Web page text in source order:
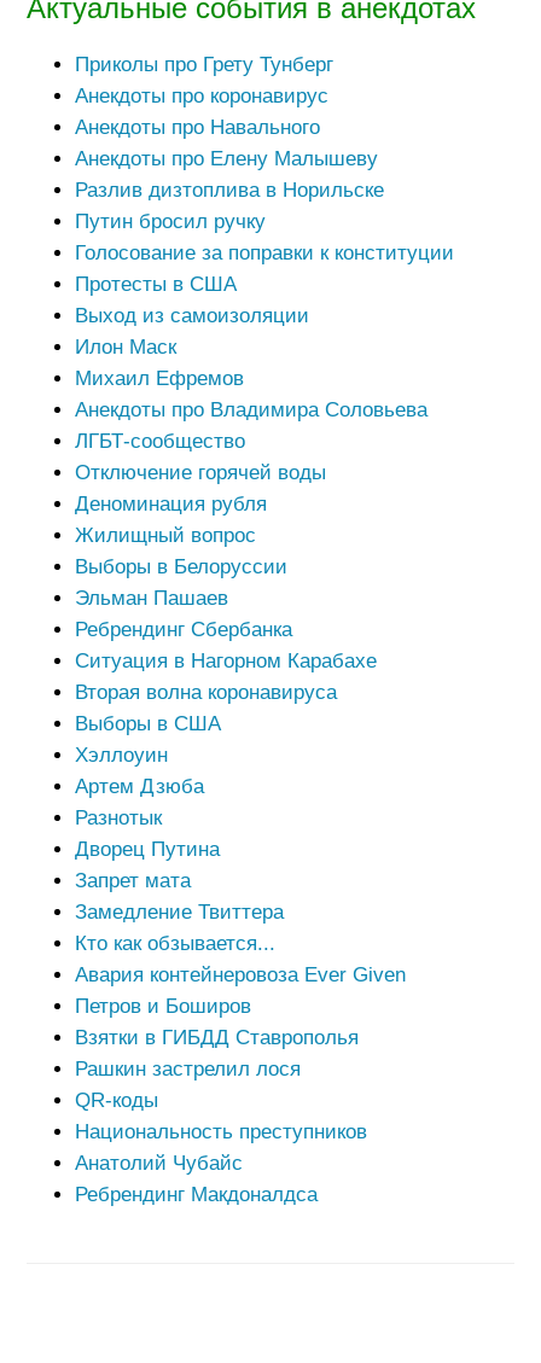
Актуальные события в анекдотах
Приколы про Грету Тунберг
Анекдоты про коронавирус
Анекдоты про Навального
Анекдоты про Елену Малышеву
Разлив дизтоплива в Норильске
Путин бросил ручку
Голосование за поправки к конституции
Протесты в США
Выход из самоизоляции
Илон Маск
Михаил Ефремов
Анекдоты про Владимира Соловьева
ЛГБТ-сообщество
Отключение горячей воды
Деноминация рубля
Жилищный вопрос
Выборы в Белоруссии
Эльман Пашаев
Ребрендинг Сбербанка
Ситуация в Нагорном Карабахе
Вторая волна коронавируса
Выборы в США
Хэллоуин
Артем Дзюба
Разнотык
Дворец Путина
Запрет мата
Замедление Твиттера
Кто как обзывается...
Авария контейнеровоза Ever Given
Петров и Боширов
Взятки в ГИБДД Ставрополья
Рашкин застрелил лося
QR-коды
Национальность преступников
Анатолий Чубайс
Ребрендинг Макдоналдса